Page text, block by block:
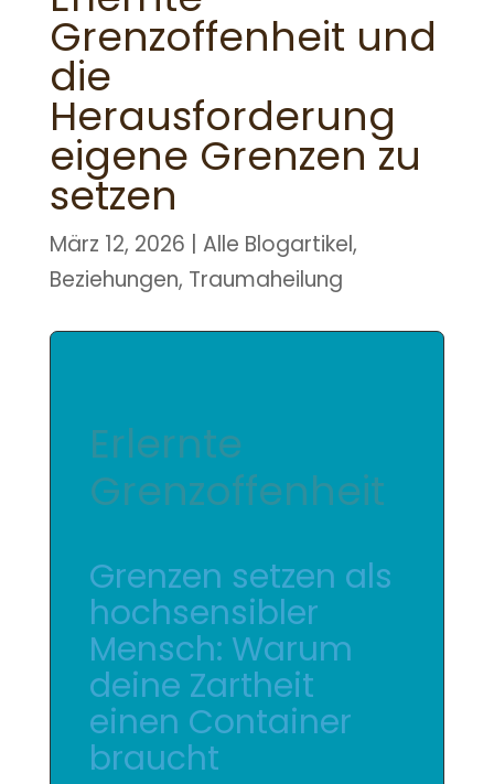
Grenzoffenheit und
die
Herausforderung
eigene Grenzen zu
setzen
März 12, 2026 Alle Blogartikel,
Beziehungen, Traumaheilung
Erlernte
Grenzoffenheit
Grenzen setzen als
hochsensibler
Mensch: Warum
deine Zartheit
einen Container
braucht